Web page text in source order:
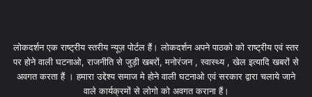
लोकदर्शन एक राष्ट्रीय स्तरीय न्यूज़ पोर्टल हैं। लोकदर्शन अपने पाठको को राष्ट्रीय एवं स्तर
पर होने वाली घटनाओ, राजनीति से जुड़ी खबरों, मनोरंजन , स्वास्थ्य , खेल इत्यादि खबरों से
अवगत करता हैं । हमारा उद्देश्य समाज मे होने वाली घटनाओ एवं सरकार द्वारा चलाये जाने
वाले कार्यक्रमों से लोगो को अवगत कराना हैं।